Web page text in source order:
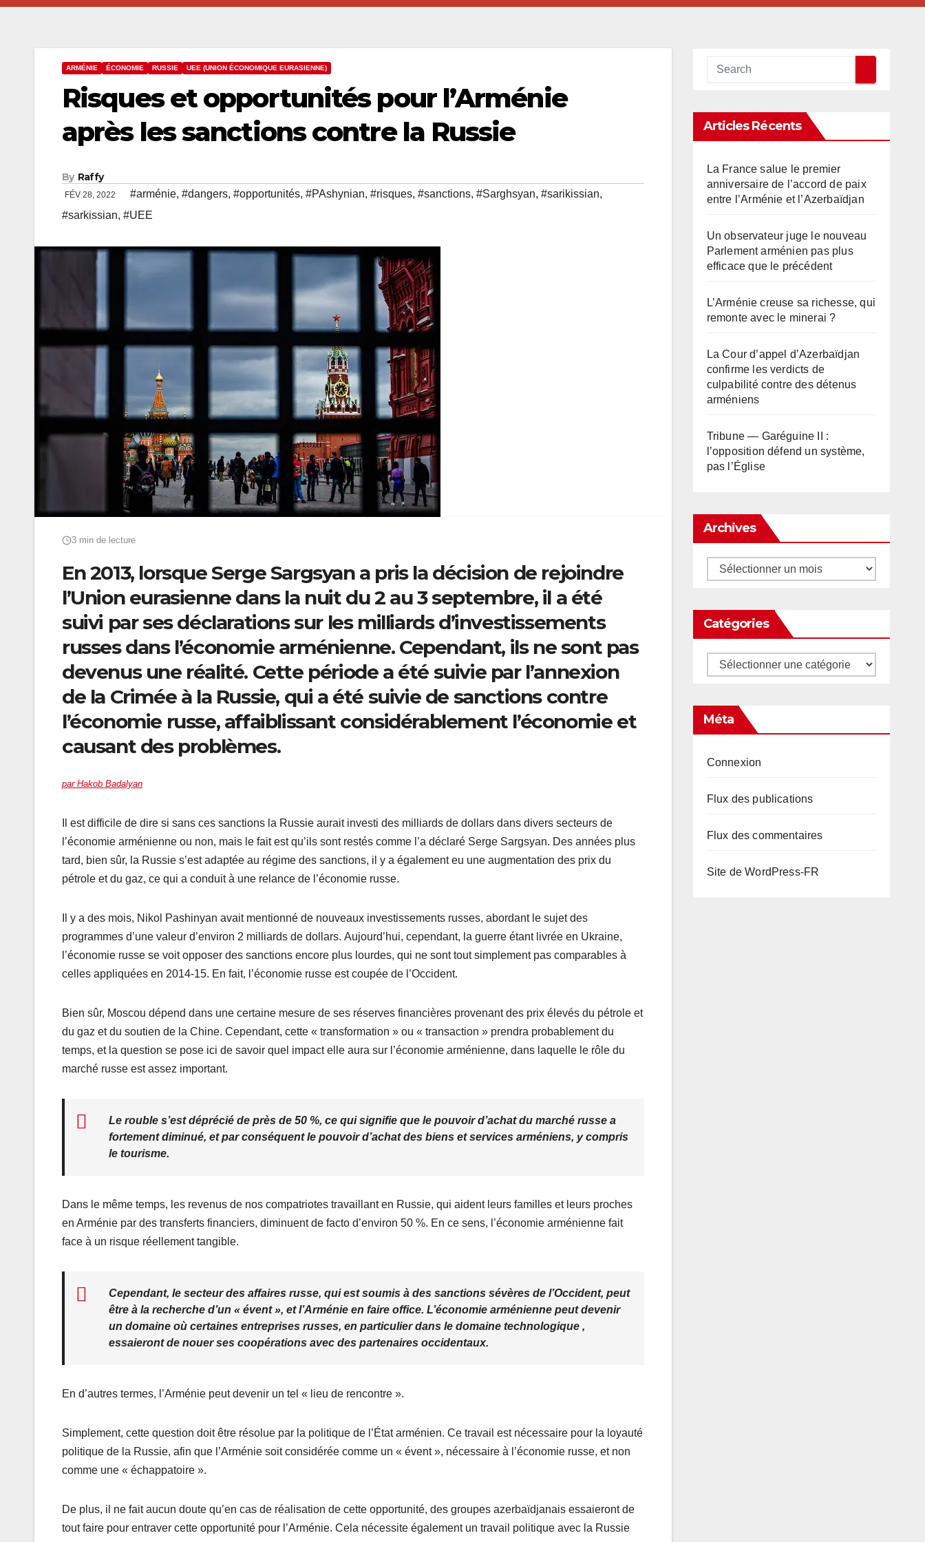
ARMÉNIE ÉCONOMIE RUSSIE UEE (UNION ÉCONOMIQUE EURASIENNE)
Risques et opportunités pour l’Arménie
après les sanctions contre la Russie
By Raffy
FÉV 28, 2022 #arménie, #dangers, #opportunités, #PAshynian, #risques, #sanctions, #Sarghsyan, #sarikissian,
#sarkissian, #UEE
3 min de lecture
En 2013, lorsque Serge Sargsyan a pris la décision de rejoindre
l’Union eurasienne dans la nuit du 2 au 3 septembre, il a été
suivi par ses déclarations sur les milliards d’investissements
russes dans l’économie arménienne. Cependant, ils ne sont pas
devenus une réalité. Cette période a été suivie par l’annexion
de la Crimée à la Russie, qui a été suivie de sanctions contre
l’économie russe, affaiblissant considérablement l’économie et
causant des problèmes.
par Hakob Badalyan
Il est difficile de dire si sans ces sanctions la Russie aurait investi des milliards de dollars dans divers secteurs de
l’économie arménienne ou non, mais le fait est qu’ils sont restés comme l’a déclaré Serge Sargsyan. Des années plus
tard, bien sûr, la Russie s’est adaptée au régime des sanctions, il y a également eu une augmentation des prix du
pétrole et du gaz, ce qui a conduit à une relance de l’économie russe.
Il y a des mois, Nikol Pashinyan avait mentionné de nouveaux investissements russes, abordant le sujet des
programmes d’une valeur d’environ 2 milliards de dollars. Aujourd’hui, cependant, la guerre étant livrée en Ukraine,
l’économie russe se voit opposer des sanctions encore plus lourdes, qui ne sont tout simplement pas comparables à
celles appliquées en 2014-15. En fait, l’économie russe est coupée de l’Occident.
Bien sûr, Moscou dépend dans une certaine mesure de ses réserves financières provenant des prix élevés du pétrole et
du gaz et du soutien de la Chine. Cependant, cette « transformation » ou « transaction » prendra probablement du
temps, et la question se pose ici de savoir quel impact elle aura sur l’économie arménienne, dans laquelle le rôle du
marché russe est assez important.
Le rouble s’est déprécié de près de 50 %, ce qui signifie que le pouvoir d’achat du marché russe a
fortement diminué, et par conséquent le pouvoir d’achat des biens et services arméniens, y compris
le tourisme.
Dans le même temps, les revenus de nos compatriotes travaillant en Russie, qui aident leurs familles et leurs proches
en Arménie par des transferts financiers, diminuent de facto d’environ 50 %. En ce sens, l’économie arménienne fait
face à un risque réellement tangible.
Cependant, le secteur des affaires russe, qui est soumis à des sanctions sévères de l’Occident, peut
être à la recherche d’un « évent », et l’Arménie en faire office. L’économie arménienne peut devenir
un domaine où certaines entreprises russes, en particulier dans le domaine technologique ,
essaieront de nouer ses coopérations avec des partenaires occidentaux.
En d’autres termes, l’Arménie peut devenir un tel « lieu de rencontre ».
Simplement, cette question doit être résolue par la politique de l’État arménien. Ce travail est nécessaire pour la loyauté
politique de la Russie, afin que l’Arménie soit considérée comme un « évent », nécessaire à l’économie russe, et non
comme une « échappatoire ».
De plus, il ne fait aucun doute qu’en cas de réalisation de cette opportunité, des groupes azerbaïdjanais essaieront de
tout faire pour entraver cette opportunité pour l’Arménie. Cela nécessite également un travail politique avec la Russie
Articles Récents
La France salue le premier
anniversaire de l’accord de paix
entre l’Arménie et l’Azerbaïdjan
Un observateur juge le nouveau
Parlement arménien pas plus
efficace que le précédent
L’Arménie creuse sa richesse, qui
remonte avec le minerai ?
La Cour d’appel d’Azerbaïdjan
confirme les verdicts de
culpabilité contre des détenus
arméniens
Tribune — Garéguine II :
l’opposition défend un système,
pas l’Église
Archives
Archives
Catégories
Catégories
Méta
Connexion
Flux des publications
Flux des commentaires
Site de WordPress-FR